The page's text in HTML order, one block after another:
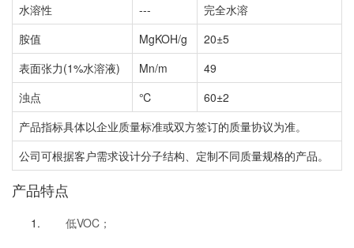
水溶性
---
完全水溶
胺值
MgKOH/g
20±5
表面张力(1%水溶液)
Mn/m
49
浊点
℃
60±2
产品指标具体以企业质量标准或双方签订的质量协议为准。
公司可根据客户需求设计分子结构、定制不同质量规格的产品。
产品特点
低VOC；